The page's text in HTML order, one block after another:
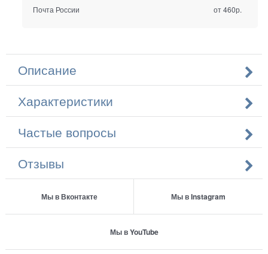
Почта России
от 460р.
Описание
Характеристики
Частые вопросы
Отзывы
Мы в Вконтакте Мы в Instagram
Мы в YouTube